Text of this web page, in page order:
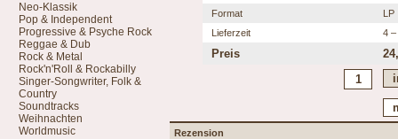
Neo-Klassik
Pop & Independent
Progressive & Psyche Rock
Reggae & Dub
Rock & Metal
Rock'n'Roll & Rockabilly
Singer-Songwriter, Folk &
Country
Soundtracks
Weihnachten
Worldmusic
Format
LP
Lieferzeit
4 –
Preis
Rezension